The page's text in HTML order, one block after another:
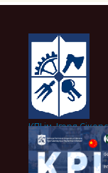
КПІ ім. Ігоря